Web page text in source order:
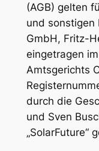
(AGB) gelten
und sonstigen
GmbH, Fritz-
eingetragen
Amtsgerichts
durch die
und Sven
„SolarFuture“